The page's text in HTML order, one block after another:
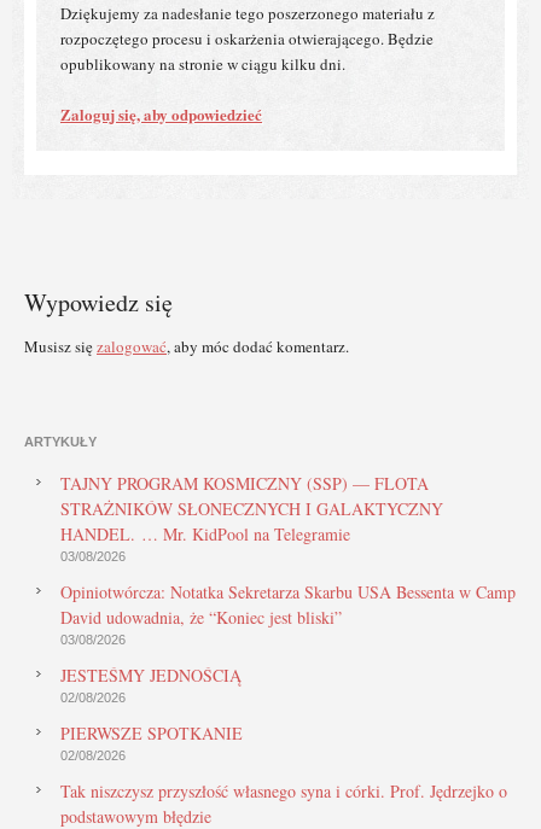
Dziękujemy za nadesłanie tego poszerzonego materiału z
rozpoczętego procesu i oskarżenia otwierającego. Będzie
opublikowany na stronie w ciągu kilku dni.
Zaloguj się, aby odpowiedzieć
Wypowiedz się
Musisz sięzalogować, aby móc dodać komentarz.
ARTYKUŁY
TAJNY PROGRAM KOSMICZNY (SSP) — FLOTA
STRAŻNIKÓW SŁONECZNYCH I GALAKTYCZNY
HANDEL. … Mr. KidPool na Telegramie
03/08/2026
Opiniotwórcza: Notatka Sekretarza Skarbu USA Bessenta w Camp
David udowadnia, że “Koniec jest bliski”
03/08/2026
JESTEŚMY JEDNOŚCIĄ
02/08/2026
PIERWSZE SPOTKANIE
02/08/2026
Tak niszczysz przyszłość własnego syna i córki. Prof. Jędrzejko o
podstawowym błędzie